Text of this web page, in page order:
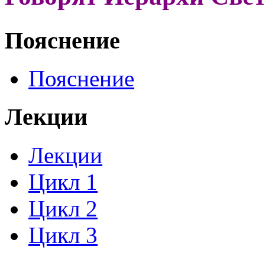
Пояснение
Пояснение
Лекции
Лекции
Цикл 1
Цикл 2
Цикл 3